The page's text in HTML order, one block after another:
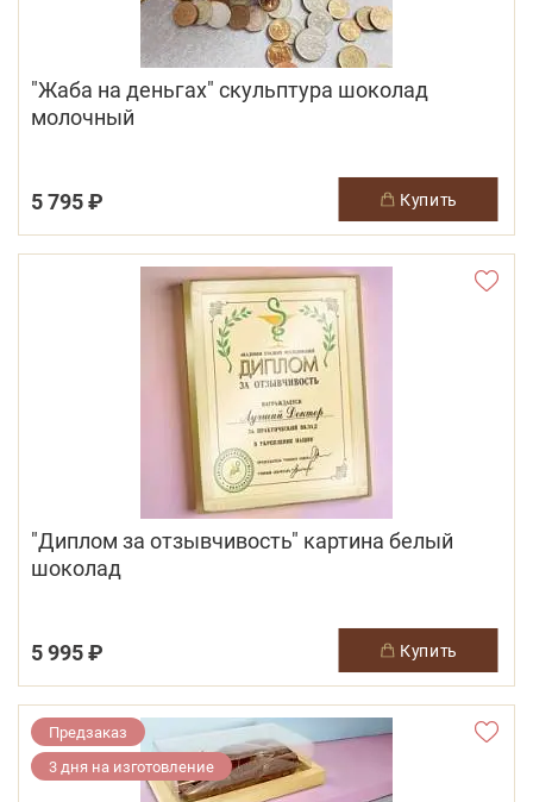
"Жаба на деньгах" скульптура шоколад
молочный
5 795 ₽ купить
"Диплом за отзывчивость" картина белый
шоколад
5 995 ₽ купить
Предзаказ
3 дня на изготовление